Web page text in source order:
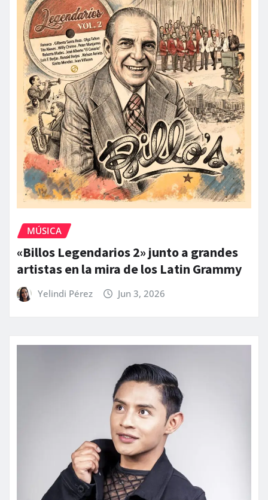
MÚSICA
«Billos Legendarios 2» junto a grandes
artistas en la mira de los Latin Grammy
Yelindi Pérez Jun 3, 2026